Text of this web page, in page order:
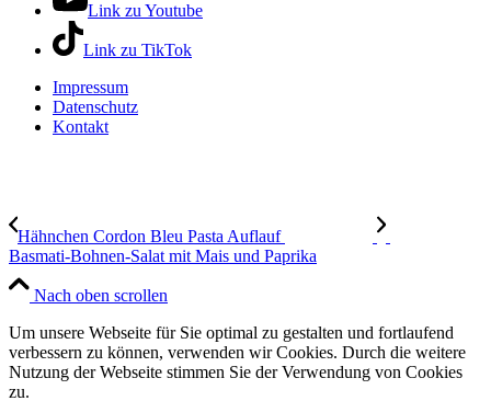
Link zu Youtube
Link zu TikTok
Impressum
Datenschutz
Kontakt
Hähnchen Cordon Bleu Pasta Auflauf
Basmati-Bohnen-Salat mit Mais und Paprika
Nach oben scrollen
Um unsere Webseite für Sie optimal zu gestalten und fortlaufend
verbessern zu können, verwenden wir Cookies. Durch die weitere
Nutzung der Webseite stimmen Sie der Verwendung von Cookies
zu.